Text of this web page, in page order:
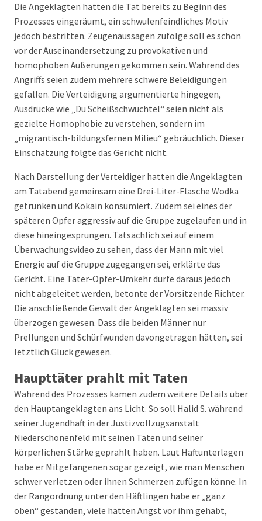
Die Angeklagten hatten die Tat bereits zu Beginn des
Prozesses eingeräumt, ein schwulenfeindliches Motiv
jedoch bestritten. Zeugenaussagen zufolge soll es schon
vor der Auseinandersetzung zu provokativen und
homophoben Äußerungen gekommen sein. Während des
Angriffs seien zudem mehrere schwere Beleidigungen
gefallen. Die Verteidigung argumentierte hingegen,
Ausdrücke wie „Du Scheißschwuchtel“ seien nicht als
gezielte Homophobie zu verstehen, sondern im
„migrantisch-bildungsfernen Milieu“ gebräuchlich. Dieser
Einschätzung folgte das Gericht nicht.
Nach Darstellung der Verteidiger hatten die Angeklagten
am Tatabend gemeinsam eine Drei-Liter-Flasche Wodka
getrunken und Kokain konsumiert. Zudem sei eines der
späteren Opfer aggressiv auf die Gruppe zugelaufen und in
diese hineingesprungen. Tatsächlich sei auf einem
Überwachungsvideo zu sehen, dass der Mann mit viel
Energie auf die Gruppe zugegangen sei, erklärte das
Gericht. Eine Täter-Opfer-Umkehr dürfe daraus jedoch
nicht abgeleitet werden, betonte der Vorsitzende Richter.
Die anschließende Gewalt der Angeklagten sei massiv
überzogen gewesen. Dass die beiden Männer nur
Prellungen und Schürfwunden davongetragen hätten, sei
letztlich Glück gewesen.
Haupttäter prahlt mit Taten
Während des Prozesses kamen zudem weitere Details über
den Hauptangeklagten ans Licht. So soll Halid S. während
seiner Jugendhaft in der Justizvollzugsanstalt
Niederschönenfeld mit seinen Taten und seiner
körperlichen Stärke geprahlt haben. Laut Haftunterlagen
habe er Mitgefangenen sogar gezeigt, wie man Menschen
schwer verletzen oder ihnen Schmerzen zufügen könne. In
der Rangordnung unter den Häftlingen habe er „ganz
oben“ gestanden, viele hätten Angst vor ihm gehabt,